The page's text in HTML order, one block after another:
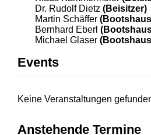
Dr. Rudolf Dietz (Beisitzer)
Martin Schäffer
Bernhard Eberl
Michael Glaser
Events
Keine Veranstaltungen
Anstehende Termine